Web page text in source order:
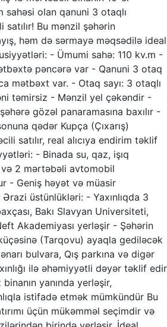
sahəsi olan qanuni 3 otaqlı
Bu mənzil şəhərin
həm də sərmayə məqsədilə ideal
- Ümumi sahə: 110 kv.m -
pəncərə var - Qanuni 3 otaq
mətbəxt var. - Otaq sayı: 3 otaqlı
təmirsiz - Mənzil yel çəkəndir -
gözəl panaramasına baxılır -
qədər Kupça (Çıxarış)
satılır, real alıcıya endirim təklif
- Binada su, qaz, işıq
2 mərtəbəli avtomobil
- Geniş həyət və müasir
üstünlükləri: - Yaxınlıqda 3
Bakı Slavyan Universiteti,
Akademiyası yerləşir - Şəhərin
(Tarqovu) ayaqla gediləcək
bulvara, Qış parkına və digər
ilə əhəmiyyətli dəyər təklif edir
yanında yerləşir,
istifadə etmək mümkündür Bu
üçün mükəmməl seçimdir və